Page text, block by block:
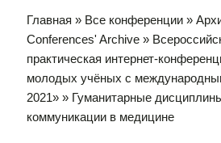
Главная » Все конференции »
Conferences' Archive »
практическая интернет-
молодых учёных с
2021» » Гуманитарные
коммуникации в медицине